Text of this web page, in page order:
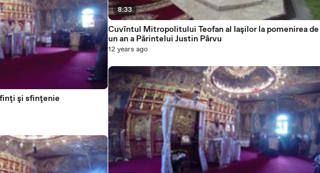
şi sfinţenie
8:33
Cuvîntul Mitropolitului Teofan al Iaşilor la pomenirea de
un an a Părintelui Justin Pârvu
12 years ago